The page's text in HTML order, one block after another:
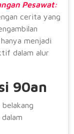
Pesawat:
cerita yang
menjadi
dalam alur
90an